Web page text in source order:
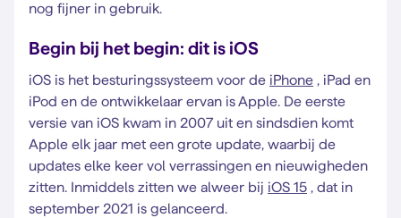
nog fijner in gebruik.
Begin bij het begin: dit is iOS
iOS is het besturingssysteem voor de iPhone , iPad en
iPod en de ontwikkelaar ervan is Apple. De eerste
versie van iOS kwam in 2007 uit en sindsdien komt
Apple elk jaar met een grote update, waarbij de
updates elke keer vol verrassingen en nieuwigheden
zitten. Inmiddels zitten we alweer bij iOS 15 , dat in
september 2021 is gelanceerd.